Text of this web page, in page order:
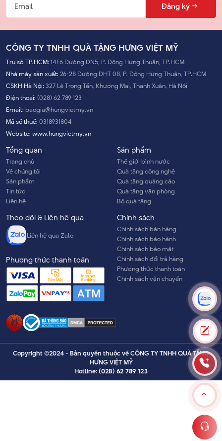
Ưu Điểm Của USB Đúc Khuôn
USB đúc khuôn được ưa chuộng vì độ bền và tính thẩm mỹ.
Quy trình đúc đảm bảo rằng USB không chỉ được bảo vệ khỏi
các yếu tố bên ngoài như bụi và độ ẩm mà còn thể hiện thiết
kế có thể tùy chỉnh theo sở thích cá nhân hoặc yêu cầu của
thương hiệu.
Những ưu điểm này khiến USB đúc khuôn trở thành lựa chọn
công nghệ
Mang đậm dấu ấn cá nhân
Cá nhân hóa là một trong những lợi thế lớn nhất của USB đúc
khuôn. Chúng có thể được tùy chỉnh bằng tên, logo hoặc
dịp đặc biệt hoặc mục đích xây dựng thương hiệu.
Hình in sắc nét
Một trong những tính năng nổi bật của USB đúc khuôn là khả
năng kết hợp các bản in sắc nét, chất lượng cao. Cho dù đó là
logo công ty hay các chi tiết thiết kế phức tạp, quy trình đúc
cho phép in chính xác và sống động, chống phai màu. Điều
này làm cho USB đúc khuôn không chỉ là một công cụ mà
Đăng ký
CÔNG TY TNHH QUÀ TẶNG HƯNG VIỆT MỸ
Trụ sở TP.HCM: 14F6 Đường DN5, P. Đông Hưng Thuận, TP.HCM
Nhà máy sản xuất: 26-28 Đường ĐHT 08, P. Đông Hưng Thuận, TP.HCM
CSKH Hà Nội: 327 Lê Trọng Tấn, Khương Mai, Thanh Xuân, Hà Nội
Điện thoại: (028) 62 789 123
Email: baogia@hungvietmy.vn
Mã số thuế: 0318931804
Website: www.hungvietmy.vn
Tổng quan
Trang chủ
Về chúng tôi
Sản phẩm
Tin tức
Liên hệ
Sản phẩm
Thế giới bình nước
Quà tặng công nghệ
Quà tặng quảng cáo
Quà tặng văn phòng
Bộ quà tặng
Chính sách
Chính sách bán hàng
Chính sách bảo hành
Chính sách bảo mật
Chính sách đổi trả hàng
Phương thức thanh toán
Chính sách vận chuyển
Theo dõi & Liên hệ qua
Liên hệ qua Zalo
Phương thức thanh toán
Copyright ©2024 - Bản quyền thuộc về CÔNG TY TNHH QUÀ TẶNG
HƯNG VIỆT MỸ
Hotline:(028) 62 789 123